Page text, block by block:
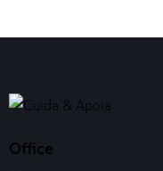
Office